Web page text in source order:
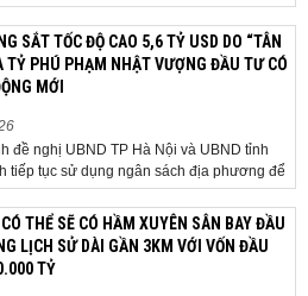
gia đình, cá nhân thuộc diện thu hồi đất để
án Khu đô thị thể thao Quốc tế Hà Nội trên
Nhuệ Giang. Trong...
SẮT TỐC ĐỘ CAO 5,6 TỶ USD DO “TÂN
TỶ PHÚ PHẠM NHẬT VƯỢNG ĐẦU TƯ CÓ
MỚI
đề nghị UBND TP Hà Nội và UBND tỉnh
tiếp tục sử dụng ngân sách địa phương để
tác giải phóng mặt bằng đối với phần
địa bàn hai địa phương, bảo đảm tiến độ
Tài chính vừa có công văn...
THỂ SẼ CÓ HẦM XUYÊN SÂN BAY ĐẦU
LỊCH SỬ DÀI GẦN 3KM VỚI VỐN ĐẦU
TỶ